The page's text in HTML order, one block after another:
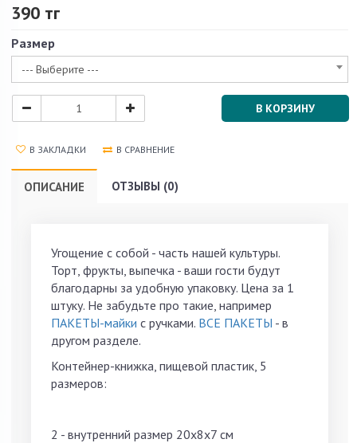
390 тг
Размер
--- Выберите ---
В КОРЗИНУ
В ЗАКЛАДКИ В СРАВНЕНИЕ
ОПИСАНИЕ ОТЗЫВЫ (0)
Угощение с собой - часть нашей культуры.
Торт, фрукты, выпечка - ваши гости будут
благодарны за удобную упаковку. Цена за 1
штуку. Не забудьте про такие, например
ПАКЕТЫ-майки с ручками. ВСЕ ПАКЕТЫ - в
другом разделе.
Контейнер-книжка, пищевой пластик, 5
размеров:
2 - внутренний размер 20х8х7 см